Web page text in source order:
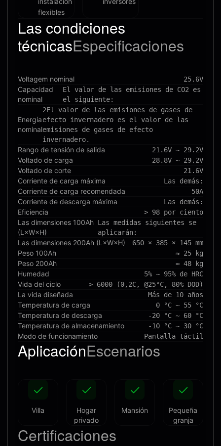
flexibles
Las condiciones
técnicasEspecificaciones
Voltagem nominal 25.6V
Capacidad
nominal
El valor de las emisiones de CO2 es
el siguiente:
Energía
nominal
2El valor de las emisiones de gases de
efecto invernadero es el valor de las
emisiones de gases de efecto
invernadero.
Rango de tensión de salida 21.6V ~ 29.2V
Voltado de carga 28.8V ~ 29.2V
Voltado de corte 21.6V
Corriente de carga máxima Las demás:
Corriente de carga recomendada 50A
Corriente de descarga máxima Las demás:
Eficiencia > 98 por ciento
Las dimensiones 100Ah
(L×W×H)
Las medidas siguientes se
aplicarán:
Las dimensiones 200Ah (L×W×H) 650 × 385 × 145 mm
Peso 100Ah ≈ 25 kg
Peso 200Ah ≈ 48 kg
Humedad 5% ~ 95% de HRC
Vida del ciclo > 6000 (0,2C, @25°C, 80% DOD)
La vida diseñada Más de 10 años
Temperatura de carga 0 °C ~ 55 °C
Temperatura de descarga -20 °C ~ 60 °C
Temperatura de almacenamiento -10 °C ~ 30 °C
Modo de funcionamiento Pantalla táctil
AplicaciónEscenarios
Villa
Hogar
privado
Mansión
Pequeña
granja
Certificaciones